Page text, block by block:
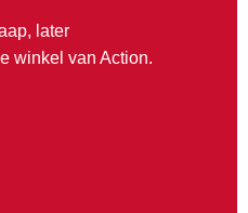
later
winkel van Action.